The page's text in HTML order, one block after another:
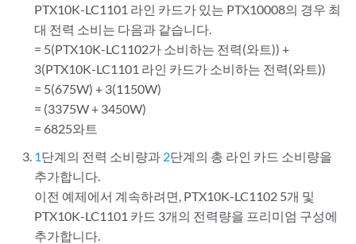
PTX10K-LC1101 라인 카드가 있는 PTX10008의 경우 최
대 전력 소비는 다음과 같습니다.
= 5(PTX10K-LC1102가 소비하는 전력(와트)) +
3(PTX10K-LC1101 라인 카드가 소비하는 전력(와트))
= 5(675W) + 3(1150W)
= (3375W + 3450W)
= 6825와트
1단계의 전력 소비량과 2단계의 총 라인 카드 소비량을
추가합니다.
이전 예제에서 계속하려면, PTX10K-LC1102 5개 및
PTX10K-LC1101 카드 3개의 전력량을 프리미엄 구성에
추가합니다.